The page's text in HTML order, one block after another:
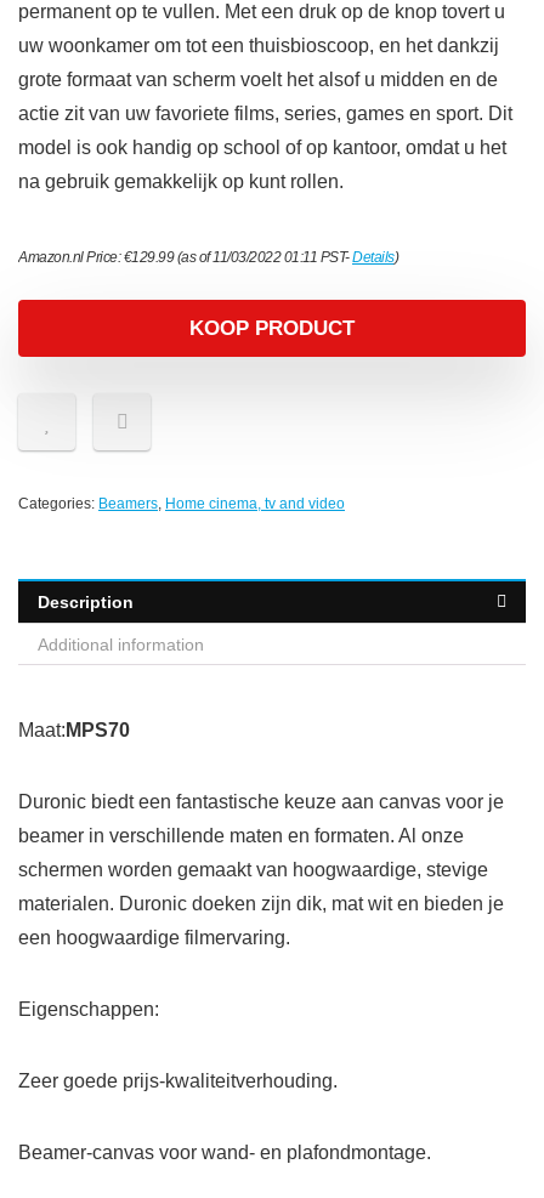
permanent op te vullen. Met een druk op de knop tovert u
uw woonkamer om tot een thuisbioscoop, en het dankzij
grote formaat van scherm voelt het alsof u midden en de
actie zit van uw favoriete films, series, games en sport. Dit
model is ook handig op school of op kantoor, omdat u het
na gebruik gemakkelijk op kunt rollen.
Amazon.nl Price:€129.99(as of 11/03/2022 01:11 PST-Details)
KOOP PRODUCT
Categories: Beamers, Home cinema, tv and video
Description
Additional information
Maat: MPS70
Duronic biedt een fantastische keuze aan canvas voor je
beamer in verschillende maten en formaten. Al onze
schermen worden gemaakt van hoogwaardige, stevige
materialen. Duronic doeken zijn dik, mat wit en bieden je
een hoogwaardige filmervaring.
Eigenschappen:
Zeer goede prijs-kwaliteitverhouding.
Beamer-canvas voor wand- en plafondmontage.